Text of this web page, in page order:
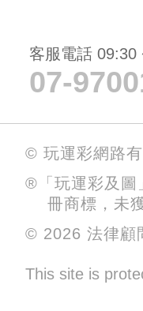
客服電話 09:30
07-
© 玩運彩網路
®「玩運彩及圖
冊商標，未
© 2026 法律顧
This site is